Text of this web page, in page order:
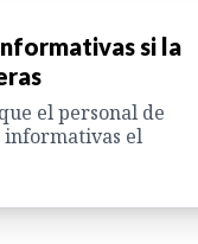
si la
el personal de
el